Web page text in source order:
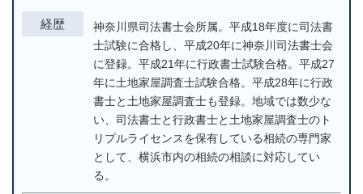
経歴
神奈川県司法書士会所属。平成18年度に司法書
士試験に合格し、平成20年に神奈川司法書士会
に登録。平成21年に行政書士試験合格。平成27
年に土地家屋調査士試験合格。平成28年に行政
書士と土地家屋調査士も登録。地域では数少な
い、司法書士と行政書士と土地家屋調査士のト
リプルライセンスを保有している相続の専門家
として、横浜市内の相続の相談に対応してい
る。